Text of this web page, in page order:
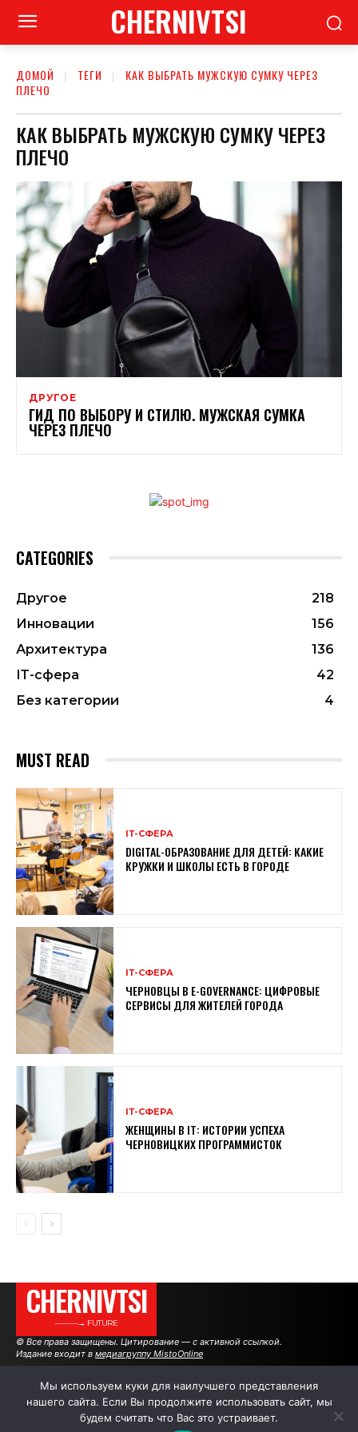
CHERNIVTSI
ДОМОЙ ТЕГИ
КАК ВЫБРАТЬ МУЖСКУЮ СУМКУ ЧЕРЕЗ
ПЛЕЧО
КАК ВЫБРАТЬ МУЖСКУЮ СУМКУ ЧЕРЕЗ
ПЛЕЧО
ДРУГОЕ
ГИД ПО ВЫБОРУ И СТИЛЮ. МУЖСКАЯ СУМКА
ЧЕРЕЗ ПЛЕЧО
CATEGORIES
Другое
218
Инновации
156
Архитектура
136
ІТ-сфера
42
Без категории
4
MUST READ
ІТ-СФЕРА
DIGITAL-ОБРАЗОВАНИЕ ДЛЯ ДЕТЕЙ: КАКИЕ
КРУЖКИ И ШКОЛЫ ЕСТЬ В ГОРОДЕ
ІТ-СФЕРА
ЧЕРНОВЦЫ В E-GOVERNANCE: ЦИФРОВЫЕ
СЕРВИСЫ ДЛЯ ЖИТЕЛЕЙ ГОРОДА
ІТ-СФЕРА
ЖЕНЩИНЫ В ІТ: ИСТОРИИ УСПЕХА
ЧЕРНОВИЦКИХ ПРОГРАММИСТОК
CHERNIVTSI
———→ FUTURE
© Все права защищены. Цитирование — с активной ссылкой.
Издание входит в медиагруппу MistoOnline
АВТОРЫ РЕКЛАМА НА САЙТЕ
Мы используем куки для наилучшего представления
нашего сайта. Если Вы продолжите использовать сайт, мы
будем считать что Вас это устраивает.